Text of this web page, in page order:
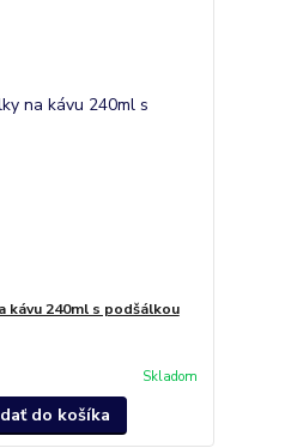
kávu 240ml s podšálkou
Skladom
do košíka